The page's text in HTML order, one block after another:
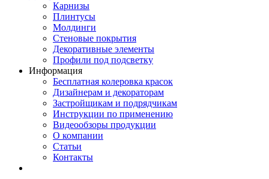
Карнизы
Плинтусы
Молдинги
Стеновые покрытия
Декоративные элементы
Профили под подсветку
Информация
Бесплатная колеровка красок
Дизайнерам и декораторам
Застройщикам и подрядчикам
Инструкции по применению
Видеообзоры продукции
О компании
Статьи
Контакты